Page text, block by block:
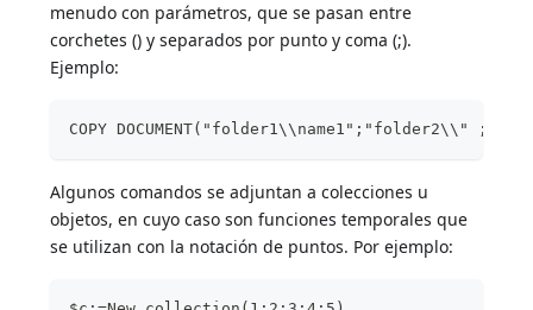
menudo con parámetros, que se pasan entre
corchetes () y separados por punto y coma (;).
Ejemplo:
COPY DOCUMENT("folder1\\name1";"folder2\\" ;
Algunos comandos se adjuntan a colecciones u
objetos, en cuyo caso son funciones temporales que
se utilizan con la notación de puntos. Por ejemplo: